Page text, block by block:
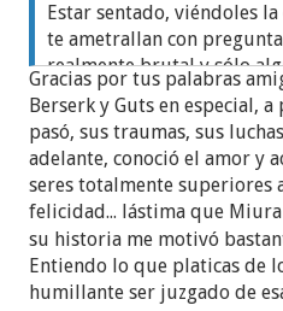
Quijote de la Mancha, si
mientras vas por tu camino
las cosas bien. Hasta luego
Estar sentado, viéndoles
te ametrallan con
realmente brutal y sólo
eso podría describir la
Recuerdo que me dijeron:
"No importa si lo que
relato bíblico de Nabot
acuerdo de esto), incluso
lapidaron"
Gracias por tus palabras
Berserk y Guts en especial,
pasó, sus traumas, sus
adelante, conoció el amor y
seres totalmente superiores
felicidad... lástima que
su historia me motivó
Entiendo lo que platicas de
humillante ser juzgado de